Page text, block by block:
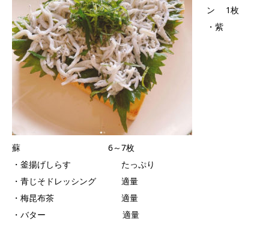
ン 1枚
・紫
蘇 6～7枚
・釜揚げしらす たっぷり
・青じそドレッシング 適量
・梅昆布茶 適量
・バター 適量